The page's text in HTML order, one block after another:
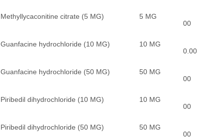
Methyllycaconitine citrate (5 MG) 5 MG
00
Guanfacine hydrochloride (10 MG) 10 MG
0.00
Guanfacine hydrochloride (50 MG) 50 MG
00
Piribedil dihydrochloride (10 MG) 10 MG
00
Piribedil dihydrochloride (50 MG) 50 MG
00